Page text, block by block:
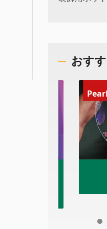
おす
Pearl
パ